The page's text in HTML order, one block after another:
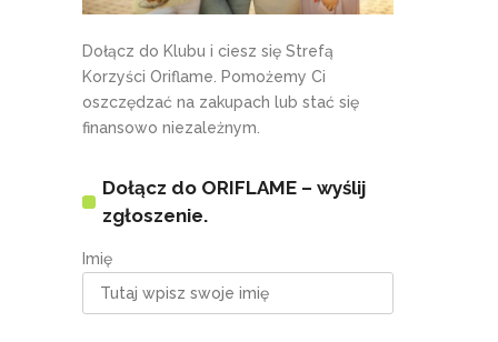
Dołącz do Klubu i ciesz się Strefą
Korzyści Oriflame. Pomożemy Ci
oszczędzać na zakupach lub stać się
finansowo niezależnym.
Dołącz do ORIFLAME – wyślij
zgłoszenie.
Imię